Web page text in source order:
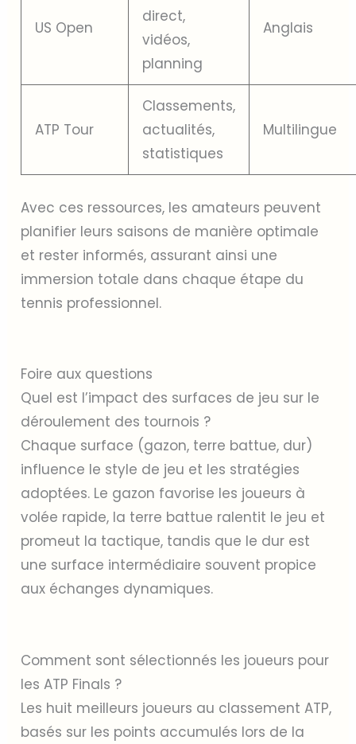
US Open
direct,
vidéos,
planning
Anglais
ATP Tour
Classements,
actualités,
statistiques
Multilingue
Avec ces ressources, les amateurs peuvent
planifier leurs saisons de manière optimale
et rester informés, assurant ainsi une
immersion totale dans chaque étape du
tennis professionnel.
Foire aux questions
Quel est l’impact des surfaces de jeu sur le
déroulement des tournois ?
Chaque surface (gazon, terre battue, dur)
influence le style de jeu et les stratégies
adoptées. Le gazon favorise les joueurs à
volée rapide, la terre battue ralentit le jeu et
promeut la tactique, tandis que le dur est
une surface intermédiaire souvent propice
aux échanges dynamiques.
Comment sont sélectionnés les joueurs pour
les ATP Finals ?
Les huit meilleurs joueurs au classement ATP,
basés sur les points accumulés lors de la